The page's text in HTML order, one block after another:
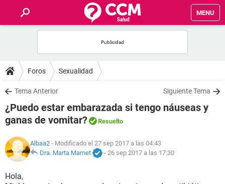
MENU
FOROS
SALUD
FAMILIA
NUTRICIÓN
Foros Sexualidad
Tema Anterior Siguiente Tema
¿Puedo estar embarazada si tengo náuseas y
ganas de vomitar?
Resuelto
Albaa2 - Modificado el 27 sep 2017 a las 04:43
Dra. Marta Marnet
- 26 sep 2017 a las 17:30
Hola,